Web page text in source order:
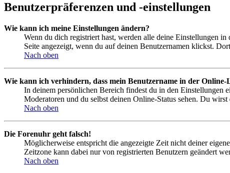
Benutzerpräferenzen und -einstellungen
Wie kann ich meine Einstellungen ändern?
Wenn du dich registriert hast, werden alle deine Einstellungen
Seite angezeigt, wenn du auf deinen Benutzernamen klickst.
Nach oben
Wie kann ich verhindern, dass mein Benutzername in der Online-
In deinem persönlichen Bereich findest du in den Einstellungen
Moderatoren und du selbst deinen Online-Status sehen. Du
Nach oben
Die Forenuhr geht falsch!
Möglicherweise entspricht die angezeigte Zeit nicht deiner
Zeitzone kann dabei nur von registrierten Benutzern geändert
Nach oben